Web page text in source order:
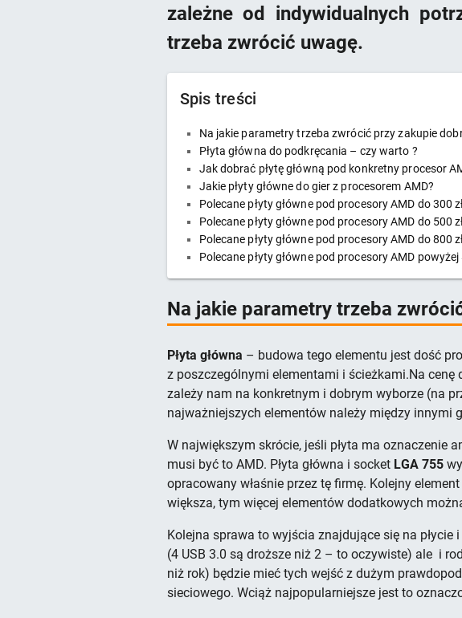
zależne od indywidualnych
trzeba zwrócić uwagę.
Spis treści
Na jakie parametry trzeba zwrócić przy zakupie
Płyta główna do podkręcania – czy warto ?
Jak dobrać płytę główną pod konkretny procesor
Jakie płyty główne do gier z procesorem AMD?
Polecane płyty główne pod procesory AMD do 300
Polecane płyty główne pod procesory AMD do 500
Polecane płyty główne pod procesory AMD do 800
Polecane płyty główne pod procesory AMD powyżej
Na jakie parametry trzeba
Płyta główna – budowa tego elementu jest dość
z poszczególnymi elementami i ścieżkami.Na cenę
zależy nam na konkretnym i dobrym wyborze (na
najważniejszych elementów należy między innymi
W największym skrócie, jeśli płyta ma oznaczenie
musi być to AMD. Płyta główna i socket LGA 755
opracowany właśnie przez tę firmę. Kolejny
większa, tym więcej elementów dodatkowych
Kolejna sprawa to wyjścia znajdujące się na płycie
(4 USB 3.0 są droższe niż 2 – to oczywiste) ale i
niż rok) będzie mieć tych wejść z dużym
sieciowego. Wciąż najpopularniejsze jest to